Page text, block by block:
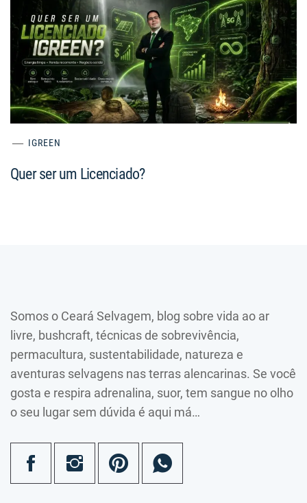
IGREEN
Quer ser um Licenciado?
Somos o Ceará Selvagem, blog sobre vida ao ar
livre, bushcraft, técnicas de sobrevivência,
permacultura, sustentabilidade, natureza e
aventuras selvagens nas terras alencarinas. Se você
gosta e respira adrenalina, suor, tem sangue no olho
o seu lugar sem dúvida é aqui má…